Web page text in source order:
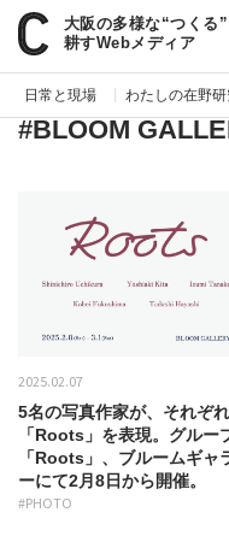
大阪の多様な“つくる”
耕すWebメディア
日常と現場 わたしの在野
paperC タグ BLOOM
#BLOOM
2025.02.07
5名の写真作家が、それぞ
「Roots」を表現。グルー
「Roots」、ブルームギャ
ーにて2月8日から開催。
#PHOTO